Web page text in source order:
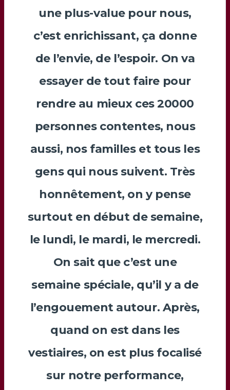
une plus-value pour nous,
c’est enrichissant, ça donne
de l’envie, de l’espoir. On va
essayer de tout faire pour
rendre au mieux ces 20000
personnes contentes, nous
aussi, nos familles et tous les
gens qui nous suivent. Très
honnêtement, on y pense
surtout en début de semaine,
le lundi, le mardi, le mercredi.
On sait que c’est une
semaine spéciale, qu’il y a de
l’engouement autour. Après,
quand on est dans les
vestiaires, on est plus focalisé
sur notre performance,